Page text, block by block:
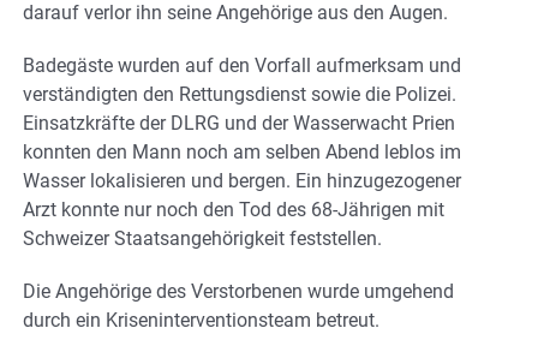
darauf verlor ihn seine Angehörige aus den Augen.
Badegäste wurden auf den Vorfall aufmerksam und
verständigten den Rettungsdienst sowie die Polizei.
Einsatzkräfte der DLRG und der Wasserwacht Prien
konnten den Mann noch am selben Abend leblos im
Wasser lokalisieren und bergen. Ein hinzugezogener
Arzt konnte nur noch den Tod des 68-Jährigen mit
Schweizer Staatsangehörigkeit feststellen.
Die Angehörige des Verstorbenen wurde umgehend
durch ein Kriseninterventionsteam betreut.